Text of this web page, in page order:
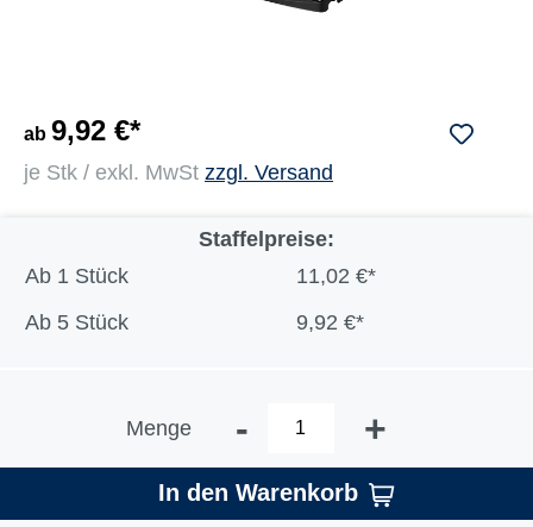
ab 9,92 €*
je Stk / exkl. MwSt zzgl. Versand
Staffelpreise:
Ab 1 Stück
11,02 €*
Ab 5 Stück 9,92 €*
Menge - +
In den Warenkorb